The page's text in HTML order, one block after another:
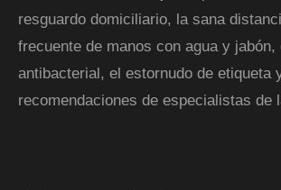
resguardo domiciliario, la sana
frecuente de manos con agua y jabón,
antibacterial, el estornudo de etiqueta
recomendaciones de especialistas de